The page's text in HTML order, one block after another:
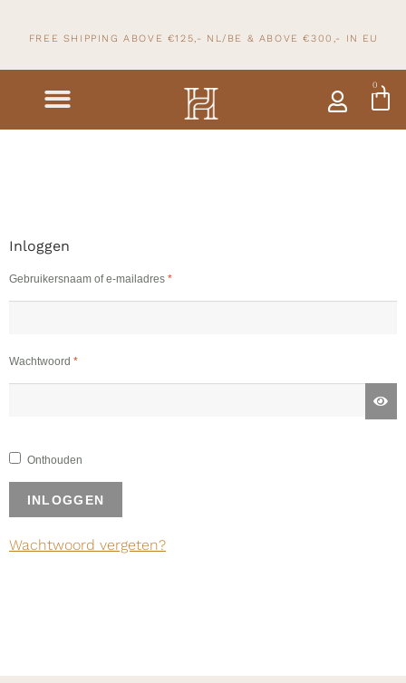
FREE SHIPPING ABOVE €125,- NL/BE & ABOVE €300,- IN EU
0
Inloggen
Gebruikersnaam of e-mailadres *
Wachtwoord *
Onthouden
INLOGGEN
Wachtwoord vergeten?